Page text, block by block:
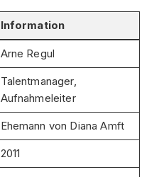
Information
Arne Regul
Talentmanager,
Aufnahmeleiter
Ehemann von Diana Amft
2011